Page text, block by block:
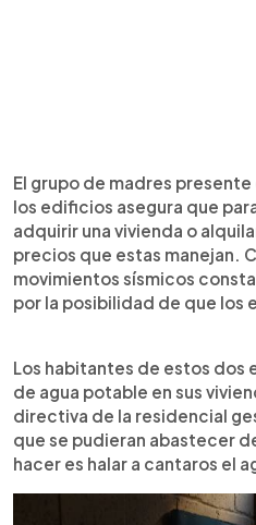
El grupo de madres
los edificios asegura que
adquirir una vivienda o
precios que estas manejan.
movimientos sísmicos
por la posibilidad de que los
Los habitantes de estos dos
de agua potable en sus
directiva de la residencial
que se pudieran abastecer
hacer es halar a cantaros el